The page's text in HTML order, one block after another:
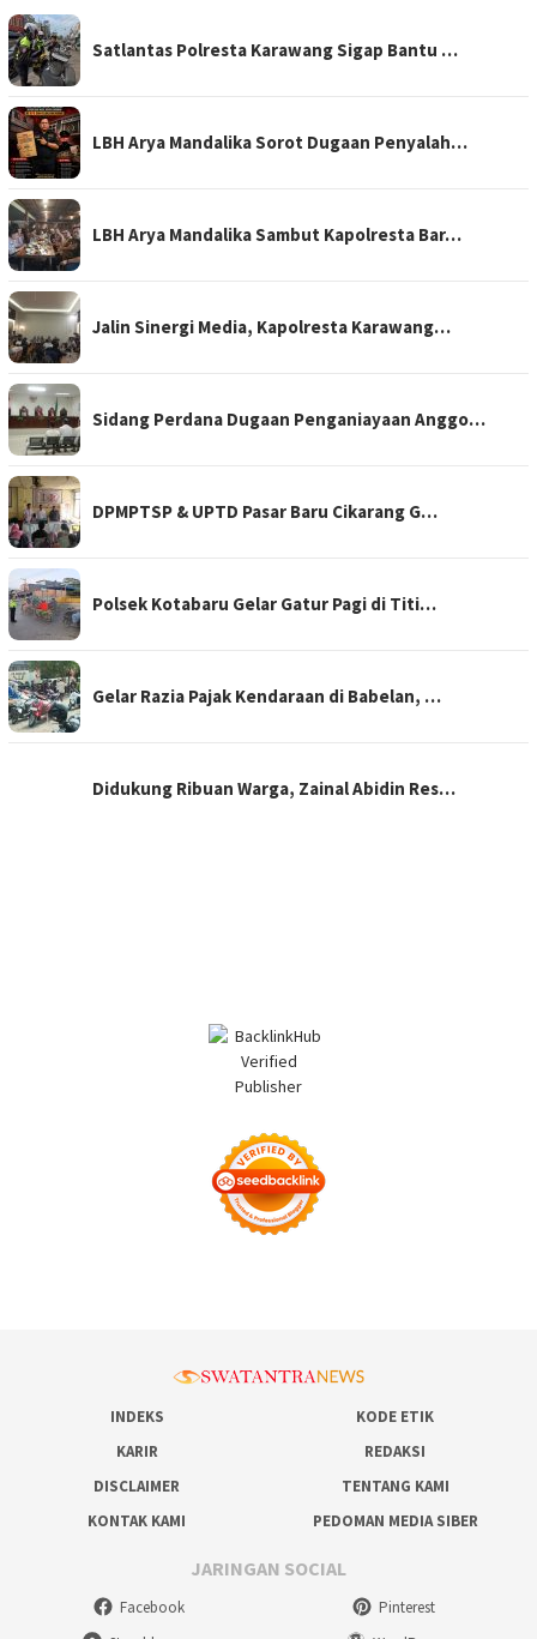
Satlantas Polresta Karawang Sigap Bantu …
LBH Arya Mandalika Sorot Dugaan Penyalah…
LBH Arya Mandalika Sambut Kapolresta Bar…
Jalin Sinergi Media, Kapolresta Karawang…
Sidang Perdana Dugaan Penganiayaan Anggo…
DPMPTSP & UPTD Pasar Baru Cikarang G…
Polsek Kotabaru Gelar Gatur Pagi di Titi…
Gelar Razia Pajak Kendaraan di Babelan, …
Didukung Ribuan Warga, Zainal Abidin Res…
INDEKS
KODE ETIK
KARIR
REDAKSI
DISCLAIMER
TENTANG KAMI
KONTAK KAMI
PEDOMAN MEDIA SIBER
JARINGAN SOCIAL
Facebook
Pinterest